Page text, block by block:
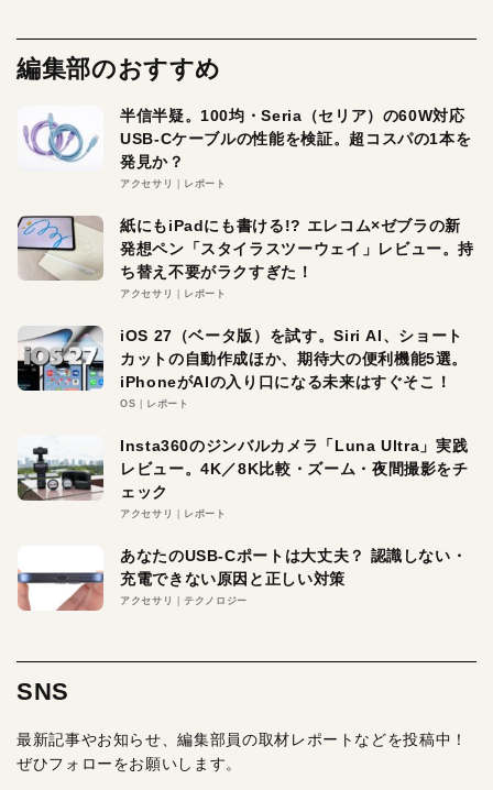
編集部のおすすめ
半信半疑。100均・Seria（セリア）の60W対応
USB-Cケーブルの性能を検証。超コスパの1本を
発見か？
アクセサリ レポート
紙にもiPadにも書ける!? エレコム×ゼブラの新
発想ペン「スタイラスツーウェイ」レビュー。持
ち替え不要がラクすぎた！
アクセサリ レポート
iOS 27（ベータ版）を試す。Siri AI、ショート
カットの自動作成ほか、期待大の便利機能5選。
iPhoneがAIの入り口になる未来はすぐそこ！
OS レポート
Insta360のジンバルカメラ「Luna Ultra」実践
レビュー。4K／8K比較・ズーム・夜間撮影をチ
ェック
アクセサリ レポート
あなたのUSB-Cポートは大丈夫？ 認識しない・
充電できない原因と正しい対策
アクセサリ テクノロジー
SNS
最新記事やお知らせ、編集部員の取材レポートなどを投稿中！
ぜひフォローをお願いします。